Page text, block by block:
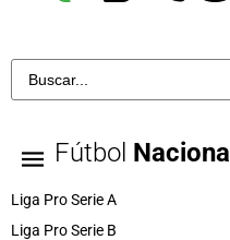
Fútbol Nacional
Liga Pro Serie A
Liga Pro Serie B